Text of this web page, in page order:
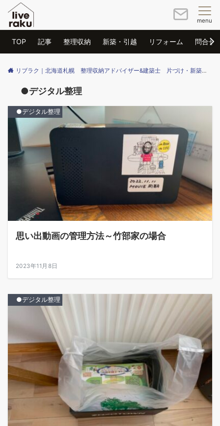
menu
TOP 記事 整理収納 新築・引越 リフォーム 問合せ
リブラク｜北海道札幌 整理収納アドバイザー&建築士 片づけ・新築・リフォームのご相談はリブラクまで
●デジタル整理
●デジタル整理
思い出動画の管理方法～竹部家の場合
2023年11月8日
●デジタル整理